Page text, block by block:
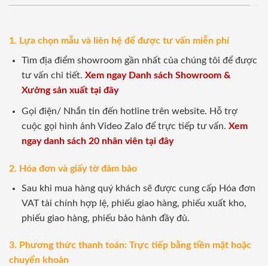
1. Lựa chọn mẫu và liên hệ để được tư vấn miễn phí
Tìm địa điểm showroom gần nhất của chúng tôi để được
tư vấn chi tiết. Xem ngay Danh sách Showroom &
Xưởng sản xuất tại đây
Gọi điện/ Nhắn tin đến hotline trên website. Hỗ trợ
cuộc gọi hình ảnh Video Zalo để trực tiếp tư vấn. Xem
ngay danh sách 20 nhân viên tại đây
2. Hóa đơn và giấy tờ đảm bảo
Sau khi mua hàng quý khách sẽ được cung cấp Hóa đơn
VAT tài chính hợp lệ, phiếu giao hàng, phiếu xuất kho,
phiếu giao hàng, phiếu bảo hành đầy đủ.
3. Phương thức thanh toán: Trực tiếp bằng tiền mặt hoặc
chuyển khoản